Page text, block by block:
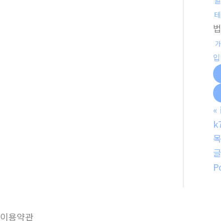
법
«
이용약관